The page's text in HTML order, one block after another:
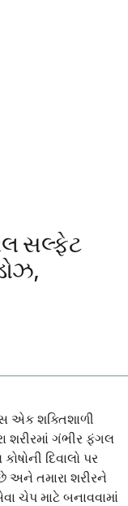
સલ્ફેટ
એક શક્તિશાળી
શરીરમાં ગંભીર ફંગલ
દિવાલો પર
અને તમારા શરીરને
ચેપ માટે બનાવવામાં